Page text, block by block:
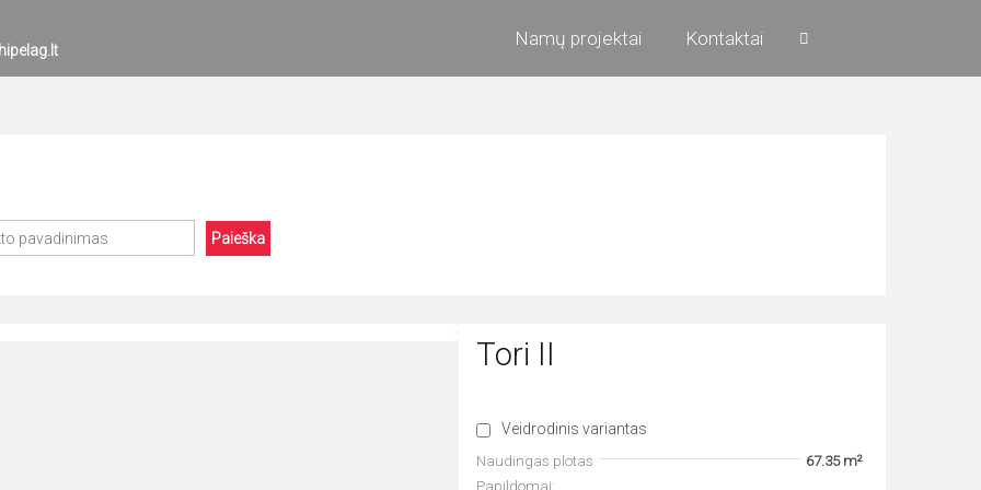
Namų projektai Kontaktai
Paieška
Tori II
Veidrodinis variantas
Naudingas plotas
67.35 m²
Papildomai: